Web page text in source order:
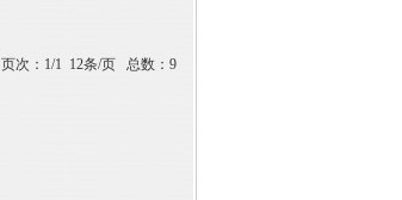
页次：1/1 12条/页 总数：9